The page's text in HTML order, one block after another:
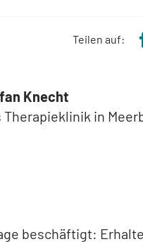
Teilen auf:
Knecht
Therapieklinik in
beschäftigt: